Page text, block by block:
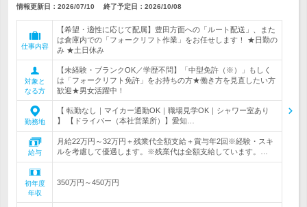
情報更新日：2026/07/10 終了予定日： 2026/10/08
仕事内容
【希望・適性に応じて配属】豊田方面への「ルート配送」、また
は倉庫内での「フォークリフト作業」をお任せします！ ★日勤の
み ★土日休み
対象と
なる方
【未経験・ブランクOK／学歴不問】「中型免許（※）」もしく
は「フォークリフト免許」をお持ちの方★働き方を見直したい方
歓迎★男女活躍中！
勤務地
【 転勤なし｜マイカー通勤OK｜職場見学OK｜シャワー室あり
】 【ドライバー（本社営業所）】愛知…
給与
月給22万円～32万円＋残業代全額支給＋賞与年2回※経験・スキ
ルを考慮して優遇します。※残業代は全額支給しています。…
初年度
年収
350万円～450万円